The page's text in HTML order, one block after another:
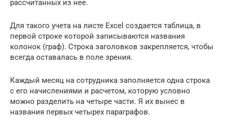
рассчитанных из нее.
Для такого учета на листе Excel создается таблица, в
первой строке которой записываются названия
колонок (граф). Строка заголовков закрепляется, чтобы
всегда оставалась в поле зрения.
Каждый месяц на сотрудника заполняется одна строка
с его начислениями и расчетом, которую условно
можно разделить на четыре части. Я их вынес в
названия первых четырех параграфов.